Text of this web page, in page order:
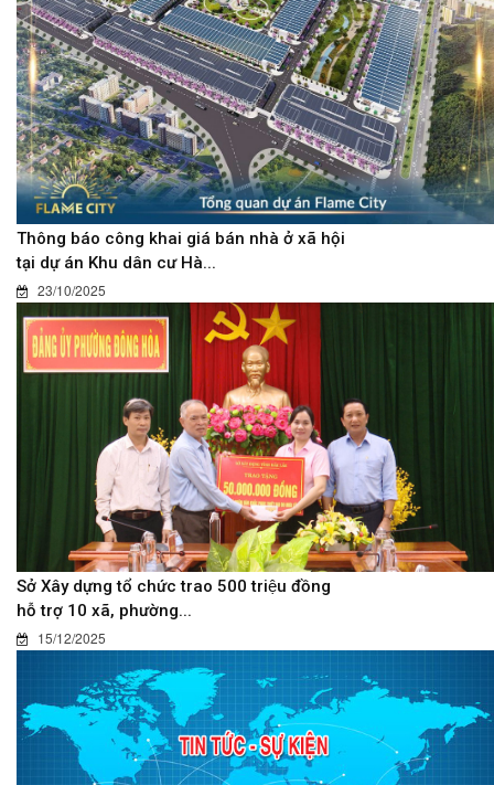
Thông báo công khai giá bán nhà ở xã hội
tại dự án Khu dân cư Hà...
23/10/2025
Sở Xây dựng tổ chức trao 500 triệu đồng
hỗ trợ 10 xã, phường...
15/12/2025